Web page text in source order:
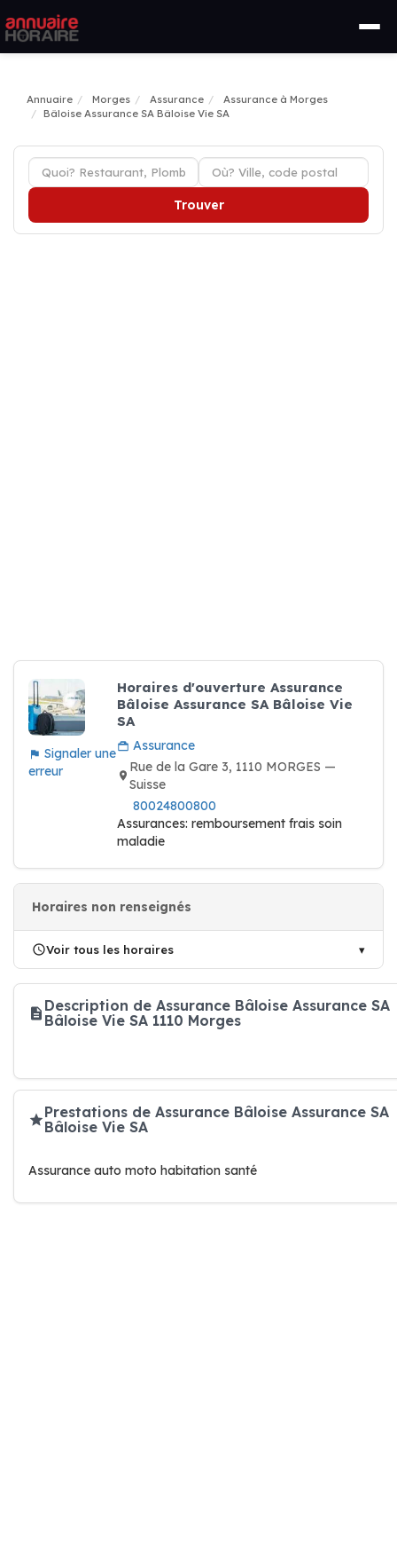
Annuaire Morges Assurance
Assurance à Morges
Bâloise Assurance SA Bâloise Vie SA
Trouver
Signaler une
erreur
Horaires d'ouverture Assurance
Bâloise Assurance SA Bâloise Vie
SA
Assurance
Rue de la Gare 3, 1110 MORGES —
Suisse
80024800800
Assurances: remboursement frais soin
maladie
Horaires non renseignés
Voir tous les horaires
Description de Assurance Bâloise Assurance SA
Bâloise Vie SA 1110 Morges
Prestations de Assurance Bâloise Assurance SA
Bâloise Vie SA
Assurance auto moto habitation santé